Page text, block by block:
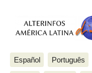
Español Português